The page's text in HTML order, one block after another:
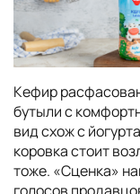
Кефир
бутыли с
вид схож с
коровка стоит
тоже. «Сценка»